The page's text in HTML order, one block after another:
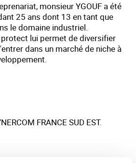
monsieur YGOUF a été
25 ans dont 13 en tant que
le domaine industriel.
lui permet de diversifier
dans un marché de niche à
FRANCE SUD EST.